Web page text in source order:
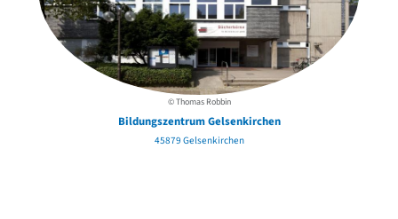
© Thomas Robbin
Bildungszentrum Gelsenkirchen
45879 Gelsenkirchen